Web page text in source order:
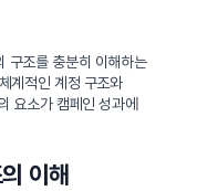
구조를 충분히 이해하는
계적인 계정 구조와
요소가 캠페인 성과에
이해